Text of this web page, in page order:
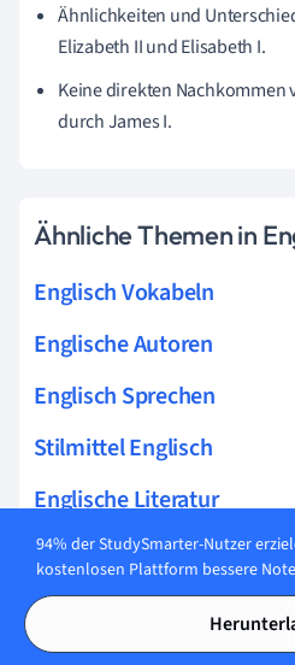
Ähnlichkeiten und
Elizabeth II und Elisabeth I.
Keine direkten Nachkommen
durch James I.
Ähnliche Themen in
Englisch Vokabeln
Englische Autoren
Englisch Sprechen
Stilmittel Englisch
Englische Literatur
Landeskunde Englisch
Film Analyse Englisch
Englische Texte schreiben
94% der StudySmarter-Nutzer
kostenlosen Plattform bessere